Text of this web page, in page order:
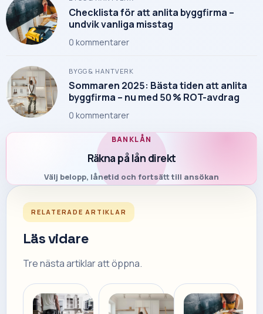
BANKLÅN
Räkna på lån direkt
Välj belopp, lånetid och fortsätt till ansökan
RELATERADE ARTIKLAR
Läs vidare
Tre nästa artiklar att öppna.
Checklista för att anlita byggfirma –
undvik vanliga misstag
0 kommentarer
BYGG & HANTVERK
Sommaren 2025: Bästa tiden att anlita
byggfirma – nu med 50 % ROT-avdrag
0 kommentarer